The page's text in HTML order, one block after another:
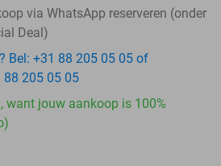
via WhatsApp reserveren (onder
Deal)
Bel: +31 88 205 05 05 of
88 205 05 05
want jouw aankoop is 100%